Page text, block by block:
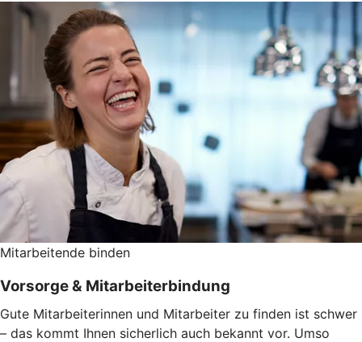
Mitarbeitende binden
Vorsorge & Mitarbeiterbindung
Gute Mitarbeiterinnen und Mitarbeiter zu finden ist schwer
– das kommt Ihnen sicherlich auch bekannt vor. Umso